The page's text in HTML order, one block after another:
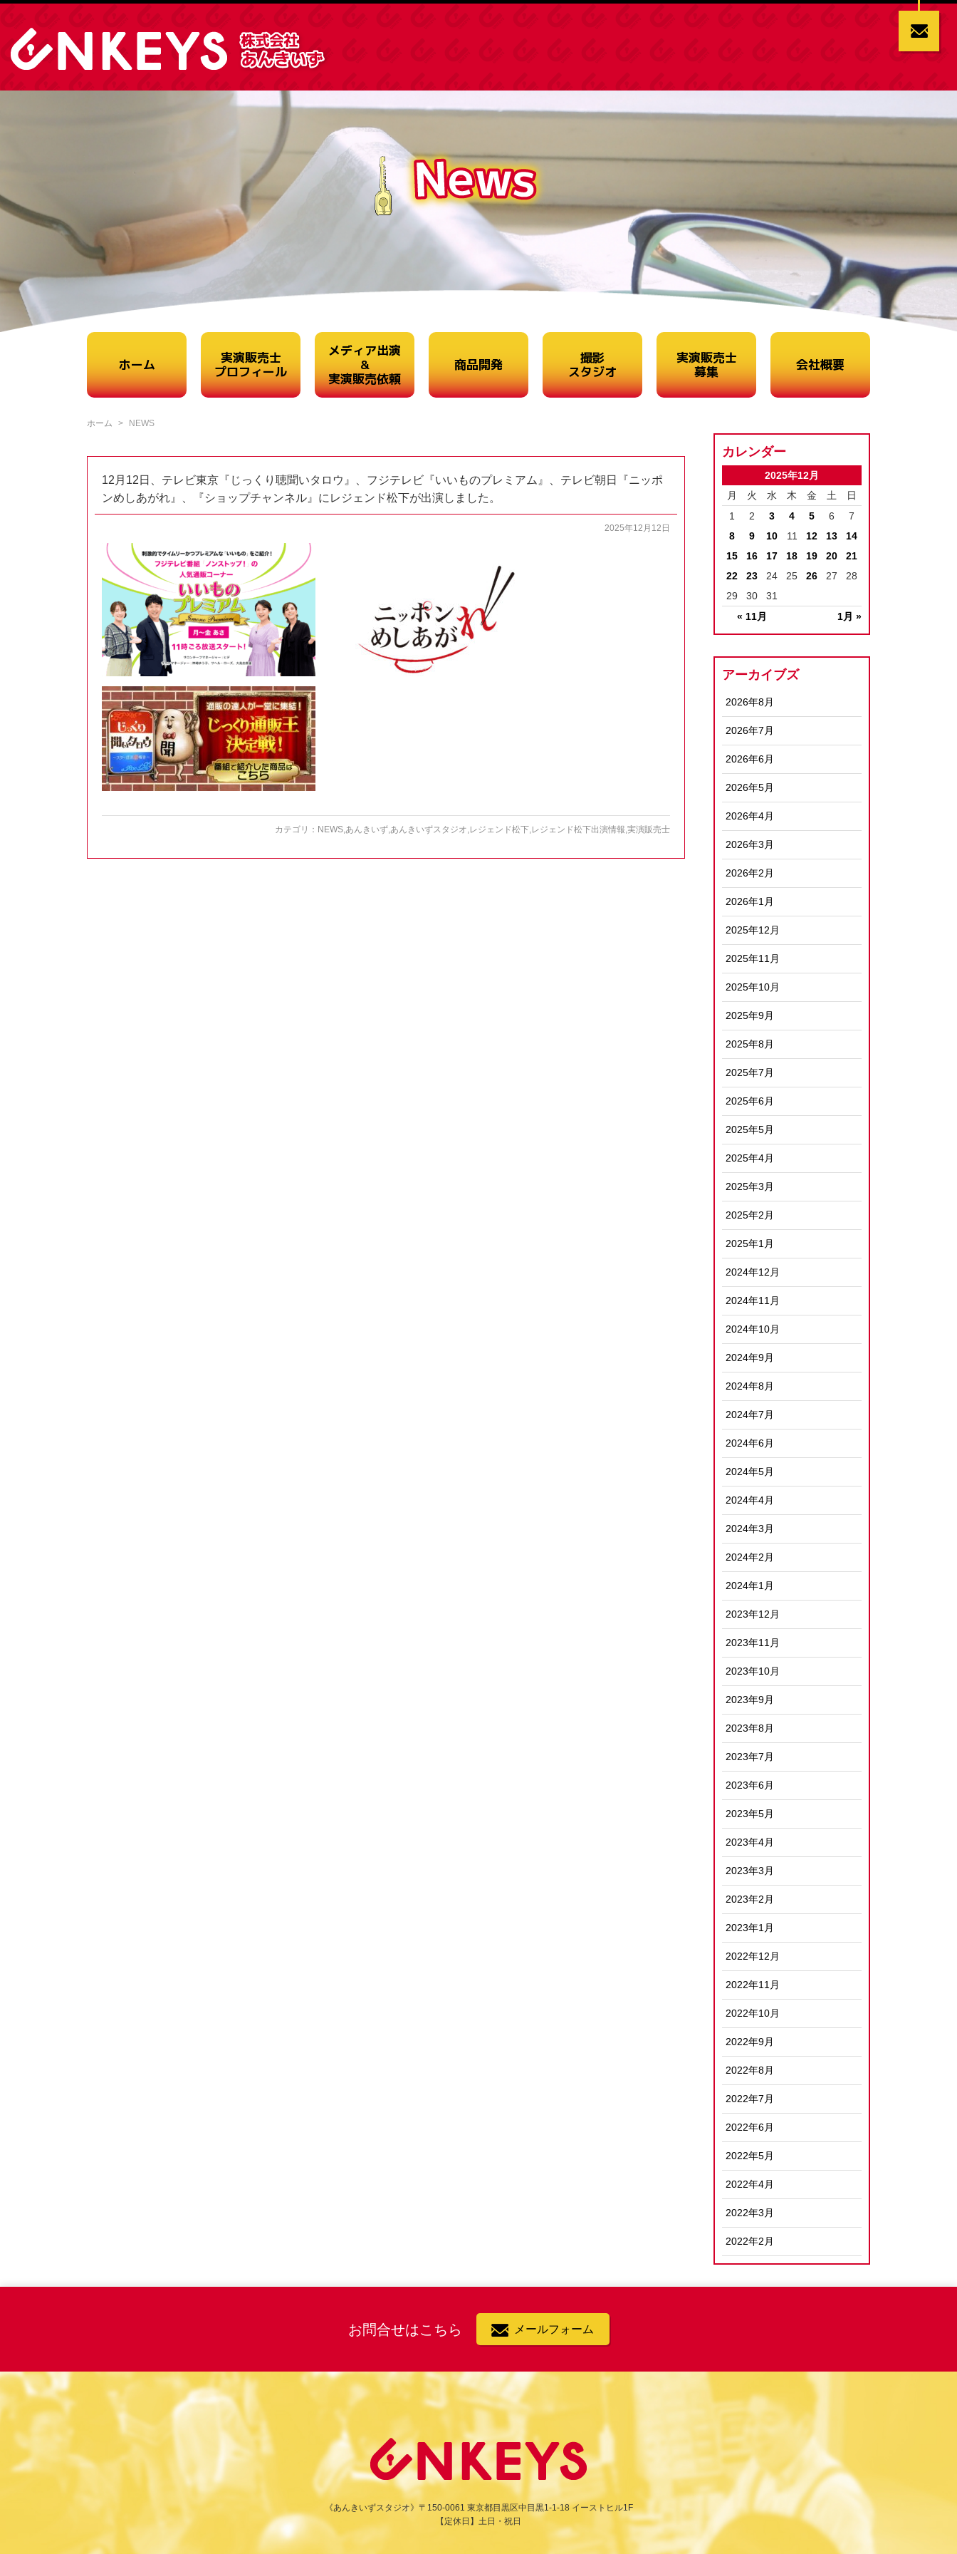
ホーム
実演販売士
プロフィール
メディア出演
&
実演販売依頼
商品開発
撮影
スタジオ
実演販売士
募集
会社概要
ホーム NEWS
12月12日、テレビ東京『じっくり聴聞いタロウ』、フジテレビ『いいものプレミアム』、テレビ朝日『ニッポ
ンめしあがれ』、『ショップチャンネル』にレジェンド松下が出演しました。
2025年12月12日
カテゴリ： NEWS あんきいず あんきいずスタジオ レジェンド松下 レジェンド松下出演情報 実演販売士
カレンダー
2025年12月
月
火 水 木 金 土 日
« 11月 1月 »
1 2 3 4 5 6
7
8
9 10 11 12 13
14
15
16 17 18 19 20
21
22
23 24 25 26 27
28
29
30 31
アーカイブズ
2026年8月
2026年7月
2026年6月
2026年5月
2026年4月
2026年3月
2026年2月
2026年1月
2025年12月
2025年11月
2025年10月
2025年9月
2025年8月
2025年7月
2025年6月
2025年5月
2025年4月
2025年3月
2025年2月
2025年1月
2024年12月
2024年11月
2024年10月
2024年9月
2024年8月
2024年7月
2024年6月
2024年5月
2024年4月
2024年3月
2024年2月
2024年1月
2023年12月
2023年11月
2023年10月
2023年9月
2023年8月
2023年7月
2023年6月
2023年5月
2023年4月
2023年3月
2023年2月
2023年1月
2022年12月
2022年11月
2022年10月
2022年9月
2022年8月
2022年7月
2022年6月
2022年5月
2022年4月
2022年3月
2022年2月
お問合せはこちら メールフォーム
《あんきいずスタジオ》 〒150-0061 東京都目黒区中目黒1-1-18 イーストヒル1F
【定休日】土日・祝日